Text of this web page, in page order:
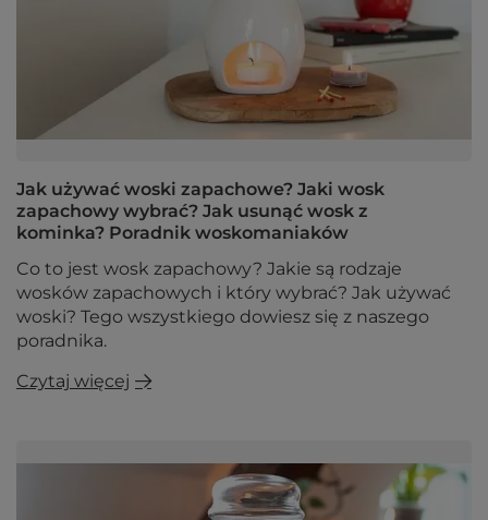
Jak używać woski zapachowe? Jaki wosk
zapachowy wybrać? Jak usunąć wosk z
kominka? Poradnik woskomaniaków
Co to jest wosk zapachowy? Jakie są rodzaje
wosków zapachowych i który wybrać? Jak używać
woski? Tego wszystkiego dowiesz się z naszego
poradnika.
Czytaj więcej